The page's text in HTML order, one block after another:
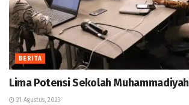
BERITA
Lima Potensi Sekolah Muhammadiyah
21 Agustus, 2023